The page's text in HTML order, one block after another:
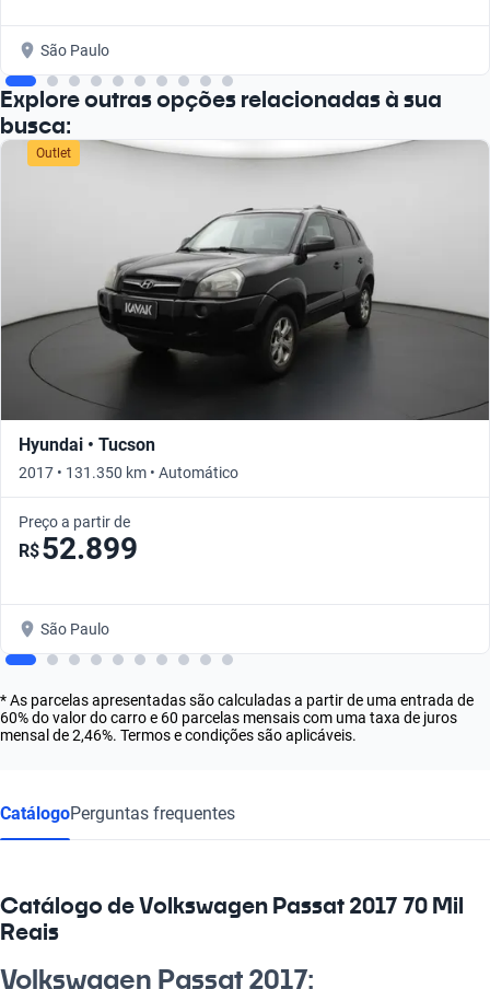
São Paulo
Explore outras opções relacionadas à sua
busca:
Outlet
Hyundai • Tucson
2017 • 131.350 km • Automático
Preço a partir de
R$52.899
São Paulo
* As parcelas apresentadas são calculadas a partir de uma entrada de
60% do valor do carro e 60 parcelas mensais com uma taxa de juros
mensal de 2,46%. Termos e condições são aplicáveis.
CatálogoPerguntas frequentes
Catálogo de Volkswagen Passat 2017 70 Mil
Reais
Volkswagen Passat 2017: